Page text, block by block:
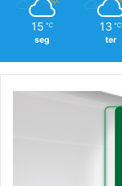
15 ℃
seg
13 ℃
ter